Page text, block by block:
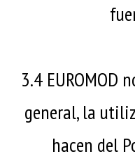
3.4 EUROMOD
general, la
hacen del